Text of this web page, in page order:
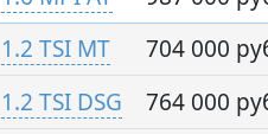
1.2 TSI MT
704 000
1.2 TSI DSG
764 000